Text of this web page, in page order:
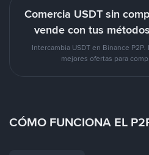
Comercia USDT sin
vende con tus
Intercambia USDT en Binance
mejores ofertas para
CÓMO FUNCIONA EL